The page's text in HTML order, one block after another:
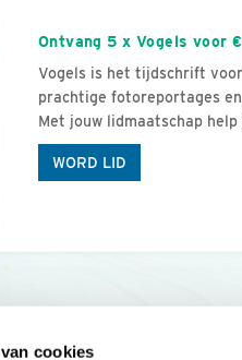
cookies
Ontvang 5 x Vogels voor
Vogels is het tijdschrift
prachtige fotoreportages
Met jouw lidmaatschap help
WORD LID